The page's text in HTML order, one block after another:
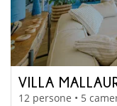
VILLA
12 persone • 5